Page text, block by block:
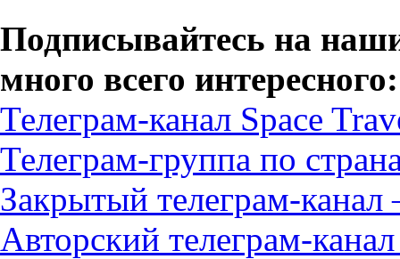
Подписывайтесь на
много всего интересного:
Телеграм-канал Space
Телеграм-группа по
Закрытый телеграм-канал
Авторский телеграм-